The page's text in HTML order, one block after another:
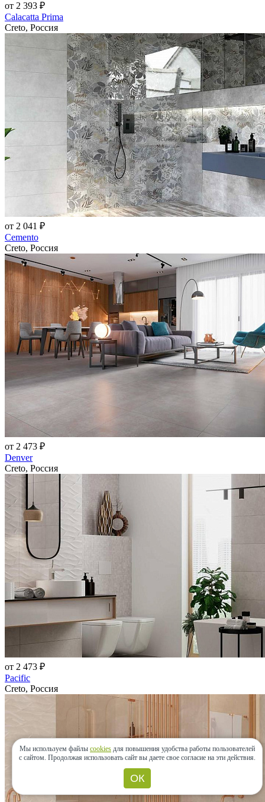
от 2 393 ₽
Calacatta Prima
Creto, Россия
от 2 041 ₽
Cemento
Creto, Россия
от 2 473 ₽
Denver
Creto, Россия
от 2 473 ₽
Pacific
Creto, Россия
Мы используем файлы cookies для повышения удобства работы пользователей
с сайтом. Продолжая использовать сайт вы даете свое согласие на эти действия.
ОК